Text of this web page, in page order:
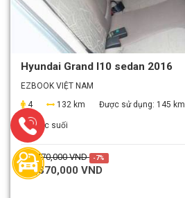
Hyundai Grand I10 sedan 2016
EZBOOK VIỆT NAM
4
132 km Được sử dụng: 145 km
Nước suối
1,470,000 VND -7%
1,370,000 VND